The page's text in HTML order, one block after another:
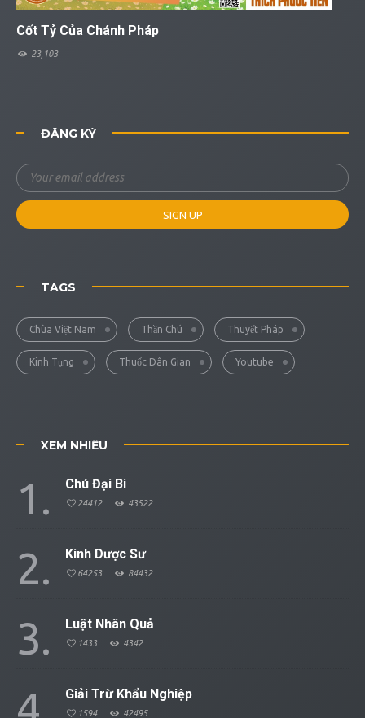
Cốt Tỷ Của Chánh Pháp
23,103
ĐĂNG KÝ
TAGS
Chùa Việt Nam Thần Chú Thuyết Pháp
Kinh Tụng Thuốc Dân Gian Youtube
XEM NHIỀU
1 Chú Đại Bi
24412 43522
2 Kinh Dược Sư
64253 84432
3 Luật Nhân Quả
1433 4342
4 Giải Trừ Khẩu Nghiệp
1594 42495